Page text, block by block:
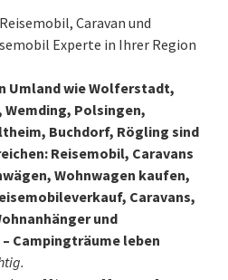
Caravan und
Experte in Ihrer Region
Umland wie Wolferstadt,
Polsingen,
Buchdorf, Rögling sind
Reisemobil, Caravans
Wohnwagen kaufen,
Caravans,
und
Campingträume leben